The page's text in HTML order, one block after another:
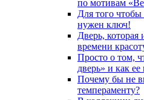
по мотивам
Для того
нужен ключ!
Дверь, которая
времени
Просто о том,
дверь» и как ее
Почему бы не
темпераменту?